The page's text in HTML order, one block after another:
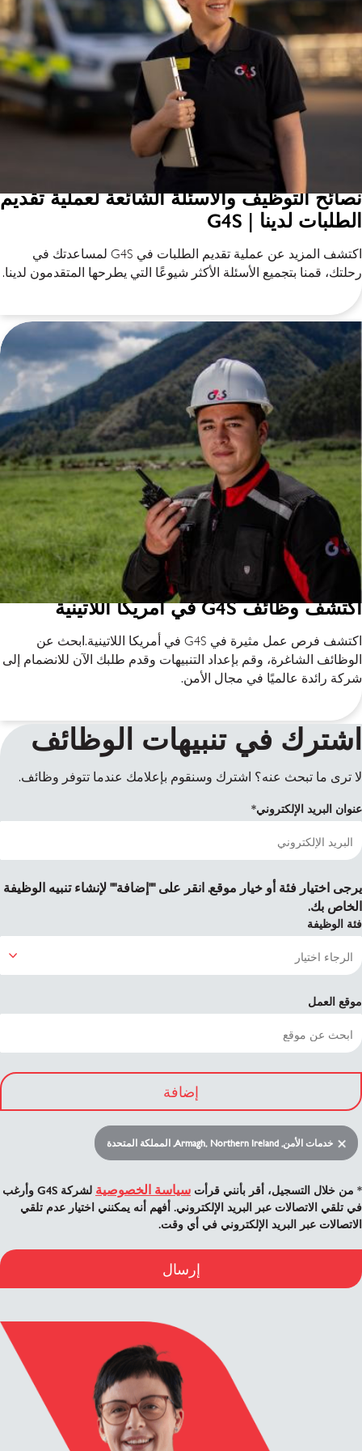
نصائح التوظيف والأسئلة الشائعة لعملية تقديم
الطلبات لدينا | G4S
اكتشف المزيد عن عملية تقديم الطلبات في G4S لمساعدتك في
رحلتك، قمنا بتجميع الأسئلة الأكثر شيوعًا التي يطرحها المتقدمون لدينا.
اكتشف وظائف G4S في أمريكا اللاتينية
اكتشف فرص عمل مثيرة في G4S في أمريكا اللاتينية.ابحث عن
الوظائف الشاغرة، وقم بإعداد التنبيهات وقدم طلبك الآن للانضمام إلى
شركة رائدة عالميًا في مجال الأمن.
اشترك في تنبيهات الوظائف
لا ترى ما تبحث عنه؟ اشترك وسنقوم بإعلامك عندما تتوفر وظائف.
عنوان البريد الإلكتروني
يرجى اختيار فئة أو خيار موقع. انقر على ""إضافة"" لإنشاء تنبيه الوظيفة
الخاص بك.
فئة الوظيفة
موقع العمل
إضافة
خدمات الأمن, Armagh, Northern Ireland, المملكة المتحدة
* من خلال التسجيل، أقر بأنني قرأت سياسة الخصوصية
لشركة G4S وأرغب
في تلقي الاتصالات عبر البريد الإلكتروني. أفهم أنه يمكنني اختيار عدم تلقي
الاتصالات عبر البريد الإلكتروني في أي وقت.
إرسال